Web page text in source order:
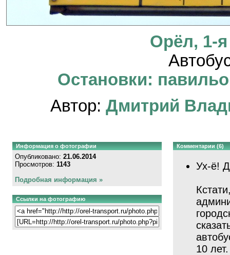
Орёл, 1-
Остановки:
Автор: Дмитрий
Информация о фотографии
Опубликовано: 21.06.2014
Просмотров: 1143
Подробная информация »
Ссылки на фотографию
Комментарии (6)
Ух-ё!
10